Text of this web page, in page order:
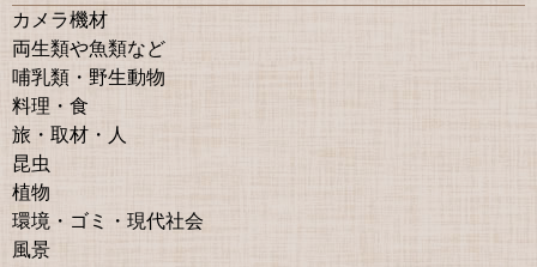
カメラ機材
両生類や魚類など
哺乳類・野生動物
料理・食
旅・取材・人
昆虫
植物
環境・ゴミ・現代社会
風景